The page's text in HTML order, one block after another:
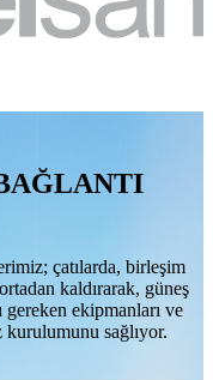
çatılarda, birleşim
kaldırarak, güneş
gereken ekipmanları ve
kurulumunu sağlıyor.